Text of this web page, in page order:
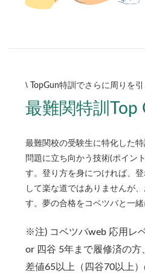
\ TopGun特訓でさらに周りを
最難関特訓 Top
最難関校の受験生に特化した
問題に立ち向かう技術(ポイン
す。登り方を身につければ、
して楽な道ではありませんが
す。夢の合格をコベツバと一緒
※注) コベツバweb 応用レ
or 四谷 5年まで履修済の方
差値65以上（四谷70以上